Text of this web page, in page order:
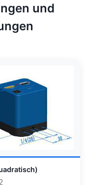
und